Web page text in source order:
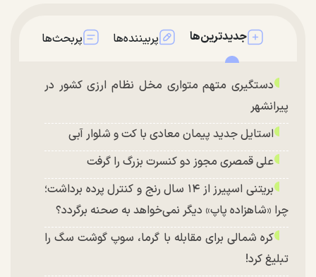
جدیدترین‌ها پربیننده‌ها پربحث‌ها
دستگیری متهم متواری مخل نظام ارزی کشور در
پیرانشهر
استایل جدید پیمان معادی با کت و شلوار آبی
علی قمصری مجوز دو کنسرت بزرگ را گرفت
بریتنی اسپیرز از ۱۴ سال رنج و کنترل پرده برداشت؛
چرا «شاهزاده پاپ» دیگر نمی‌خواهد به صحنه برگردد؟
کره شمالی برای مقابله با گرما، سوپ گوشت سگ را
تبلیغ کرد!